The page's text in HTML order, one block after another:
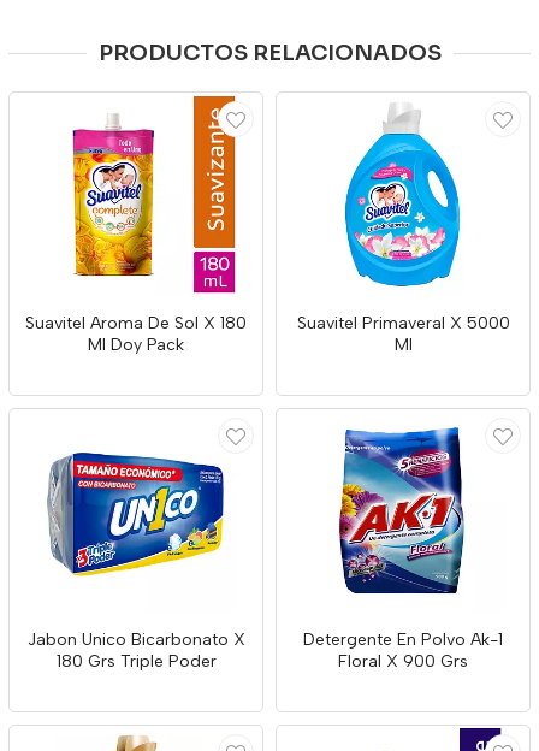
PRODUCTOS RELACIONADOS
Suavitel Aroma De Sol X 180
Ml Doy Pack
Suavitel Primaveral X 5000
Ml
Jabon Unico Bicarbonato X
180 Grs Triple Poder
Detergente En Polvo Ak-1
Floral X 900 Grs